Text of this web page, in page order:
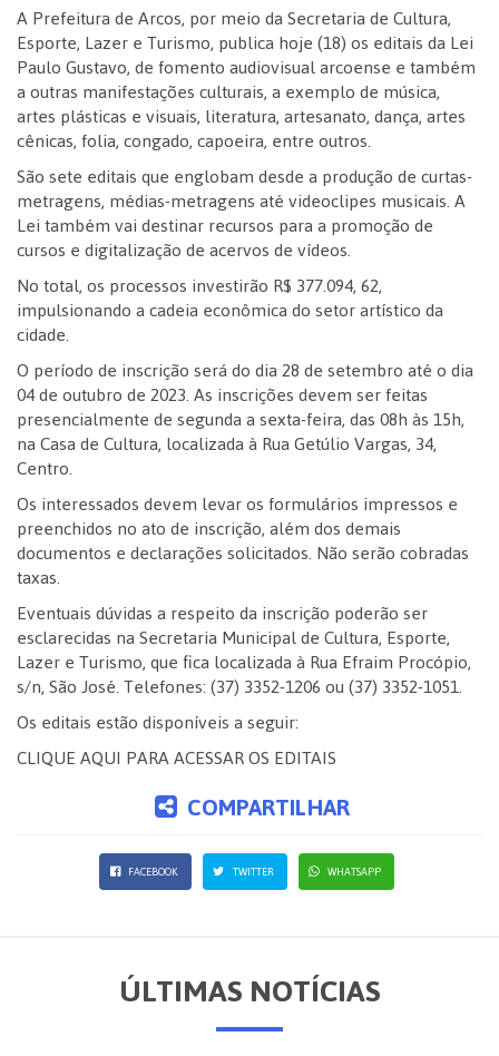
A Prefeitura de Arcos, por meio da Secretaria de Cultura,
Esporte, Lazer e Turismo, publica hoje (18) os editais da Lei
Paulo Gustavo, de fomento audiovisual arcoense e também
a outras manifestações culturais, a exemplo de música,
artes plásticas e visuais, literatura, artesanato, dança, artes
cênicas, folia, congado, capoeira, entre outros.
São sete editais que englobam desde a produção de curtas-
metragens, médias-metragens até videoclipes musicais. A
Lei também vai destinar recursos para a promoção de
cursos e digitalização de acervos de vídeos.
No total, os processos investirão R$ 377.094, 62,
impulsionando a cadeia econômica do setor artístico da
cidade.
O período de inscrição será do dia 28 de setembro até o dia
04 de outubro de 2023. As inscrições devem ser feitas
presencialmente de segunda a sexta-feira, das 08h às 15h,
na Casa de Cultura, localizada à Rua Getúlio Vargas, 34,
Centro.
Os interessados devem levar os formulários impressos e
preenchidos no ato de inscrição, além dos demais
documentos e declarações solicitados. Não serão cobradas
taxas.
Eventuais dúvidas a respeito da inscrição poderão ser
esclarecidas na Secretaria Municipal de Cultura, Esporte,
Lazer e Turismo, que fica localizada à Rua Efraim Procópio,
s/n, São José. Telefones: (37) 3352-1206 ou (37) 3352-1051.
Os editais estão disponíveis a seguir:
CLIQUE AQUI PARA ACESSAR OS EDITAIS
COMPARTILHAR
FACEBOOK TWITTER WHATSAPP
ÚLTIMAS NOTÍCIAS